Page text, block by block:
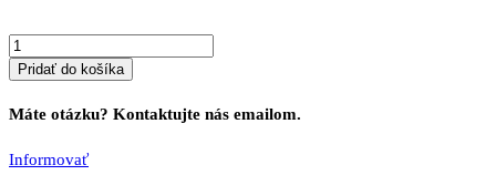
Pridať do košíka
Máte otázku? Kontaktujte nás emailom.
Informovať